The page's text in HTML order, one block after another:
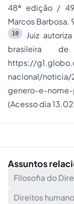
48ª edição /
Marcos Barbosa.
10
Juiz
brasileira
https://
nacional/
genero-e-
(Acesso dia
Assuntos
Filosofia do
Direitos